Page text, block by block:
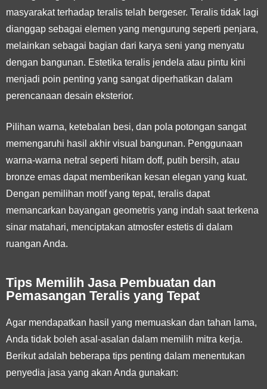
masyarakat terhadap teralis telah bergeser. Teralis tidak lagi
dianggap sebagai elemen yang mengurung seperti penjara,
melainkan sebagai bagian dari karya seni yang menyatu
dengan bangunan. Estetika teralis jendela atau pintu kini
menjadi poin penting yang sangat diperhatikan dalam
perencanaan desain eksterior.
Pilihan warna, ketebalan besi, dan pola potongan sangat
memengaruhi hasil akhir visual bangunan. Penggunaan
warna-warna netral seperti hitam doff, putih bersih, atau
bronze emas dapat memberikan kesan elegan yang kuat.
Dengan pemilihan motif yang tepat, teralis dapat
memancarkan bayangan geometris yang indah saat terkena
sinar matahari, menciptakan atmosfer estetis di dalam
ruangan Anda.
Tips Memilih Jasa Pembuatan dan
Pemasangan Teralis yang Tepat
Agar mendapatkan hasil yang memuaskan dan tahan lama,
Anda tidak boleh asal-asalan dalam memilih mitra kerja.
Berikut adalah beberapa tips penting dalam menentukan
penyedia jasa yang akan Anda gunakan: